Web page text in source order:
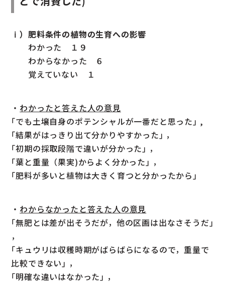
ⅰ）肥料条件の植物の生育への影響
わかった １９
わからなかった ６
覚えていない １
・ わかったと答えた人の意見
｢でも土壌自身のポテンシャルが一番だと思った｣ ,
｢結果がはっきり出て分かりやすかった｣ ，
｢初期の採取段階で違いが分かった｣ ，
｢葉と重量（果実)からよく分かった｣ ，
｢肥料が多いと植物は大きく育つと分かったから｣
・ わからなかったと答えた人の意見
｢無肥とは差が出そうだが，他の区画は出なさそうだ｣
，
｢キュウリは収穫時期がばらばらになるので，重量で
比較できない｣ ，
｢明確な違いはなかった｣ ，